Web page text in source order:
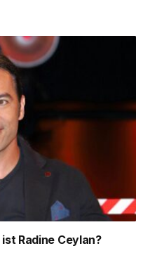
Radine Ceylan?